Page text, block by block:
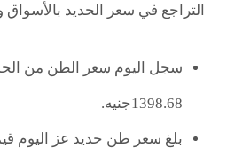
التراجع في سعر الحديد بالأسواق
1398.68جنيه.
بلغ سعر طن حديد عز اليوم قيمة 40725 جنيها بتراجع قدره 1369.12